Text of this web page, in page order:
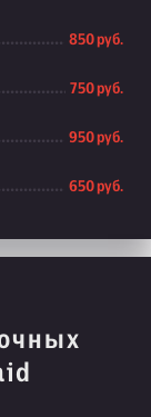
850 руб.
750 руб.
950 руб.
650 руб.